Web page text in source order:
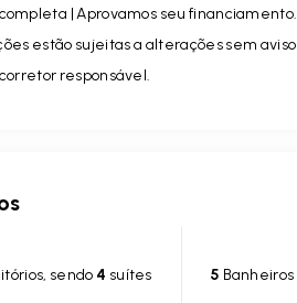
| Aprovamos seu financiamento.
estão sujeitas a alterações sem
responsável.
sendo 4 suítes 5 Banheiros